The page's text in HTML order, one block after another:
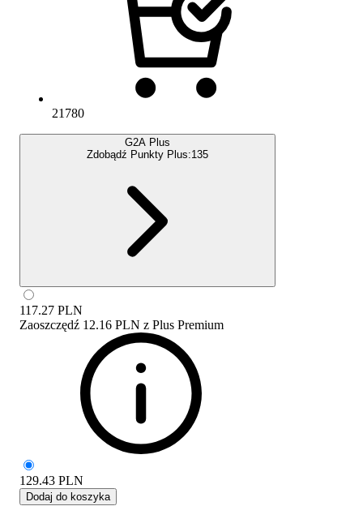
21780
G2A Plus
Zdobądź Punkty Plus:135
117.27 PLN
Zaoszczędź 12.16 PLN z Plus Premium
129.43 PLN
Dodaj do koszyka